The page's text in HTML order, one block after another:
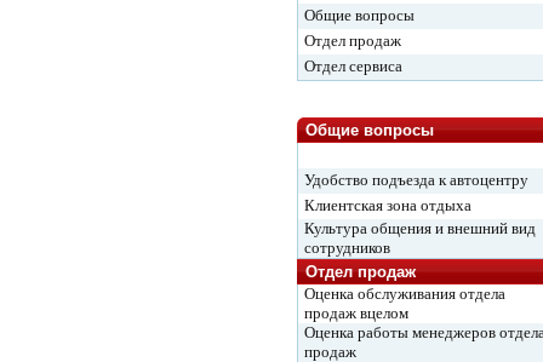
Общие вопросы
Отдел продаж
Отдел сервиса
Общие вопросы
Удобство подъезда к автоцентру
Клиентская зона отдыха
Культура общения и внешний вид
сотрудников
Отдел продаж
Оценка обслуживания отдела
продаж вцелом
Оценка работы менеджеров
продаж